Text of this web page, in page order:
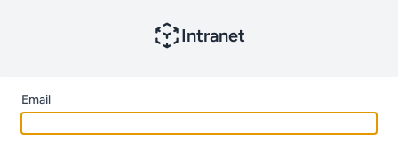
Intranet
Email